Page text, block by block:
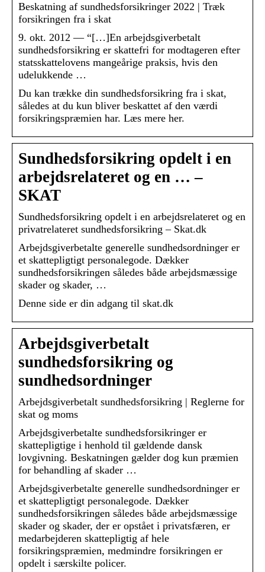
Beskatning af sundhedsforsikringer 2022 | Træk
forsikringen fra i skat
9. okt. 2012 — “[…]En arbejdsgiverbetalt
sundhedsforsikring er skattefri for modtageren efter
statsskattelovens mangeårige praksis, hvis den
udelukkende …
Du kan trække din sundhedsforsikring fra i skat,
således at du kun bliver beskattet af den værdi
forsikringspræmien har. Læs mere her.
Sundhedsforsikring opdelt i en
arbejdsrelateret og en … –
SKAT
Sundhedsforsikring opdelt i en arbejdsrelateret og en
privatrelateret sundhedsforsikring – Skat.dk
Arbejdsgiverbetalte generelle sundhedsordninger er
et skattepligtigt personalegode. Dækker
sundhedsforsikringen således både arbejdsmæssige
skader og skader, …
Denne side er din adgang til skat.dk
Arbejdsgiverbetalt
sundhedsforsikring og
sundhedsordninger
Arbejdsgiverbetalt sundhedsforsikring | Reglerne for
skat og moms
Arbejdsgiverbetalte sundhedsforsikringer er
skattepligtige i henhold til gældende dansk
lovgivning. Beskatningen gælder dog kun præmien
for behandling af skader …
Arbejdsgiverbetalte generelle sundhedsordninger er
et skattepligtigt personalegode. Dækker
sundhedsforsikringen således både arbejdsmæssige
skader og skader, der er opstået i privatsfæren, er
medarbejderen skattepligtig af hele
forsikringspræmien, medmindre forsikringen er
opdelt i særskilte policer.